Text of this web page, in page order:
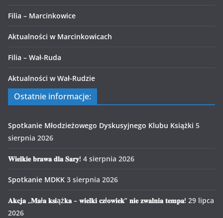
Filia – Marcinkowice
Aktualności w Marcinkowicach
Filia – Wał-Ruda
Aktualności w Wał-Rudzie
Ostatnie informacje:
Spotkanie Młodzieżowego Dyskusyjnego Klubu Książki 5
sierpnia 2026
𝐖𝐢𝐞𝐥𝐤𝐢𝐞 𝐛𝐫𝐚𝐰𝐚 𝐝𝐥𝐚 𝐒𝐚𝐫𝐲! 4 sierpnia 2026
Spotkanie MDKK 3 sierpnia 2026
𝐀𝐤𝐜𝐣𝐚 „𝐌𝐚ł𝐚 𝐤𝐬𝐢ąż𝐤𝐚 – 𝐰𝐢𝐞𝐥𝐤𝐢 𝐜𝐳ł𝐨𝐰𝐢𝐞𝐤” 𝐧𝐢𝐞 𝐳𝐰𝐚𝐥𝐧𝐢𝐚 𝐭𝐞𝐦𝐩𝐚! 29 lipca
2026